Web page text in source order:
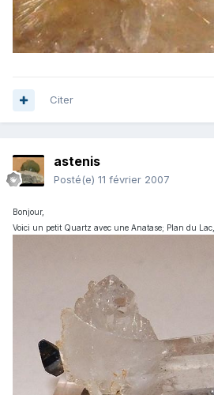
Citer
astenis
Posté(e) 11 février 2007
Bonjour,
Voici un petit Quartz avec une Anatase; Plan du